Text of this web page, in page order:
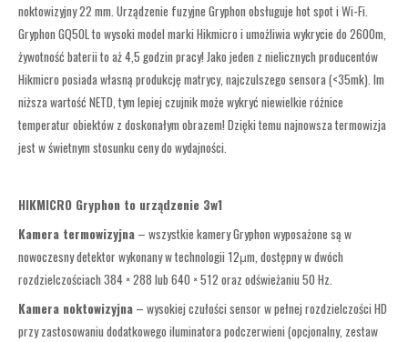
noktowizyjny 22 mm. Urządzenie fuzyjne Gryphon obsługuje hot spot i Wi-Fi.
Gryphon GQ50L to wysoki model marki Hikmicro i umożliwia wykrycie do 2600m,
żywotność baterii to aż 4,5 godzin pracy! Jako jeden z nielicznych producentów
Hikmicro posiada własną produkcję matrycy, najczulszego sensora (<35mk). Im
niższa wartość NETD, tym lepiej czujnik może wykryć niewielkie różnice
temperatur obiektów z doskonałym obrazem! Dzięki temu najnowsza termowizja
jest w świetnym stosunku ceny do wydajności.
HIKMICRO Gryphon to urządzenie 3w1
Kamera termowizyjna – wszystkie kamery Gryphon wyposażone są w
nowoczesny detektor wykonany w technologii 12μm, dostępny w dwóch
rozdzielczościach 384 × 288 lub 640 × 512 oraz odświeżaniu 50 Hz.
Kamera noktowizyjna – wysokiej czułości sensor w pełnej rozdzielczości HD
przy zastosowaniu dodatkowego iluminatora podczerwieni (opcjonalny, zestaw